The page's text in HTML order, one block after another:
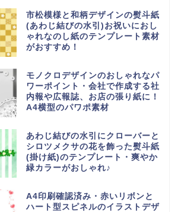
市松模様と和柄デザインの熨斗紙
(あわじ結びの水引)お祝いにおし
ゃれなのし紙のテンプレート素材
がおすすめ！
モノクロデザインのおしゃれなパ
ワーポイント・会社で作成する社
内報や広報誌、お店の張り紙に！
A4横型のパワポ素材
あわじ結びの水引にクローバーと
シロツメクサの花を飾った熨斗紙
(掛け紙)のテンプレート・爽やか
緑カラーがおしゃれ♪
A4印刷確認済み・赤いリボンと
ハート型スピネルのイラストデザ